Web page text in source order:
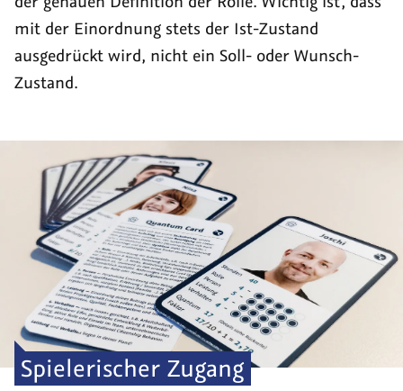
mit der Einordnung stets der Ist-Zustand
ausgedrückt wird, nicht ein Soll- oder Wunsch-
Zustand.
Spielerischer Zugang